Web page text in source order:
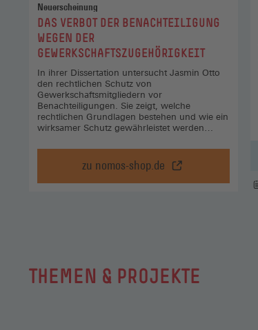
Neuerscheinung
:DAS VERBOT DER BENACHTEILIGUNG
WEGEN DER
GEWERKSCHAFTSZUGEHÖRIGKEIT
In ihrer Dissertation untersucht Jasmin Otto
den rechtlichen Schutz von
Gewerkschaftsmitgliedern vor
Benachteiligungen. Sie zeigt, welche
rechtlichen Grundlagen bestehen und wie ein
wirksamer Schutz gewährleistet werden
zu nomos-shop.de
Das
Verbot
zu
THEMEN & PROJEKTE